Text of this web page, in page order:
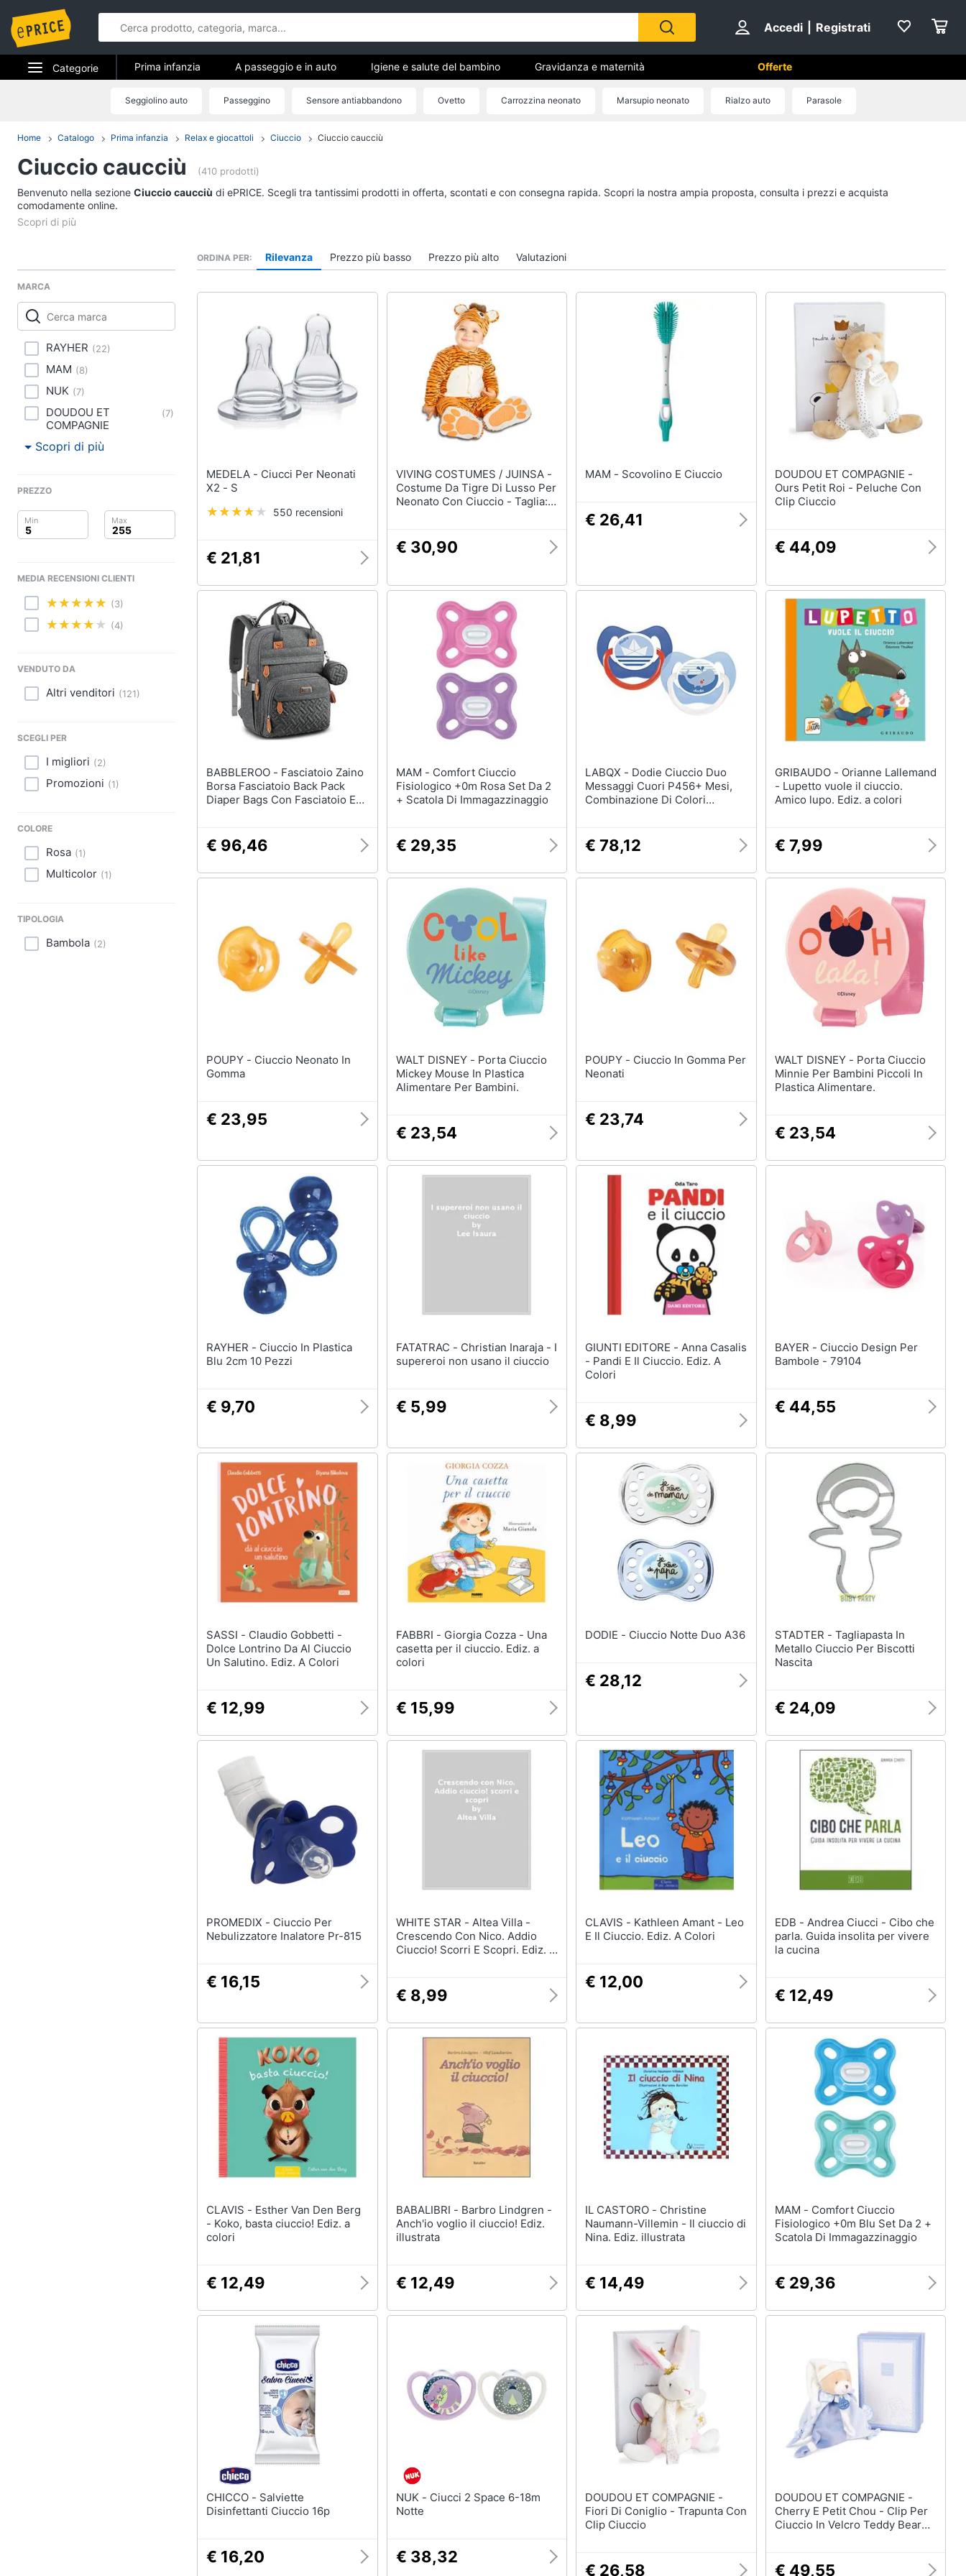
Accedi Registrati
Categorie
Elettrodomestici
Telefonia
Tv e Home Cinema
Smart home
Clima
Arredo
Brico e Giardinaggio
Salute e igiene
Beauty
Prima infanzia
Casalinghi
Libri, cd e dvd
Festività e ricorrenze
Prima infanzia
A passeggio e in auto
Vedi tutti
Igiene e salute del bambino
Vedi tutti Vedi tutti
Carillon
Palestrina
Girello
Vedi tutti
La prima cameretta
Armadio cameretta
Vedi tutti
Prima infanzia A passeggio e in auto Igiene e salute del bambino Gravidanza e maternità Offerte
Seggiolino auto Passeggino Sensore antiabbandono Ovetto Carrozzina neonato Marsupio neonato Rialzo auto Parasole
Home Catalogo Prima infanzia Relax e giocattoli Ciuccio Ciuccio caucciù
Ciuccio caucciù (410 prodotti)
Benvenuto nella sezione Ciuccio caucciù di ePRICE. Scegli tra tantissimi prodotti in offerta, scontati e con consegna rapida. Scopri la nostra ampia proposta, consulta i prezzi e acquista
comodamente online.
MARCA
RAYHER (22)
MAM (8)
NUK (7)
DOUDOU ET
COMPAGNIE
(7)
Scopri di più
PREZZO
MEDIA RECENSIONI CLIENTI
(3)
(4)
VENDUTO DA
Altri venditori (121)
SCEGLI PER
I migliori (2)
Promozioni (1)
COLORE
Rosa (1)
Multicolor (1)
TIPOLOGIA
Bambola (2)
ORDINA PER Rilevanza Prezzo più basso Prezzo più alto Valutazioni
MEDELA - Ciucci Per Neonati
X2 - S
550 recensioni
€ 21,81
VIVING COSTUMES / JUINSA -
Costume Da Tigre Di Lusso Per
Neonato Con Ciuccio - Taglia: 1
€ 30,90
MAM - Scovolino E Ciuccio
€ 26,41
DOUDOU ET COMPAGNIE -
Ours Petit Roi - Peluche Con
Clip Ciuccio
€ 44,09
BABBLEROO - Fasciatoio Zaino
Borsa Fasciatoio Back Pack
Diaper Bags Con Fasciatoio E
€ 96,46
MAM - Comfort Ciuccio
Fisiologico +0m Rosa Set Da 2
+ Scatola Di Immagazzinaggio
€ 29,35
LABQX - Dodie Ciuccio Duo
Messaggi Cuori P456+ Mesi,
Combinazione Di Colori
€ 78,12
GRIBAUDO - Orianne Lallemand
- Lupetto vuole il ciuccio.
Amico lupo. Ediz. a colori
€ 7,99
POUPY - Ciuccio Neonato In
Gomma
€ 23,95
WALT DISNEY - Porta Ciuccio
Mickey Mouse In Plastica
Alimentare Per Bambini.
€ 23,54
POUPY - Ciuccio In Gomma Per
Neonati
€ 23,74
WALT DISNEY - Porta Ciuccio
Minnie Per Bambini Piccoli In
Plastica Alimentare.
€ 23,54
RAYHER - Ciuccio In Plastica
Blu 2cm 10 Pezzi
€ 9,70
FATATRAC - Christian Inaraja - I
supereroi non usano il ciuccio
€ 5,99
GIUNTI EDITORE - Anna Casalis
- Pandi E Il Ciuccio. Ediz. A
Colori
€ 8,99
BAYER - Ciuccio Design Per
Bambole - 79104
€ 44,55
SASSI - Claudio Gobbetti -
Dolce Lontrino Da Al Ciuccio
Un Salutino. Ediz. A Colori
€ 12,99
FABBRI - Giorgia Cozza - Una
casetta per il ciuccio. Ediz. a
colori
€ 15,99
DODIE - Ciuccio Notte Duo A36
€ 28,12
STADTER - Tagliapasta In
Metallo Ciuccio Per Biscotti
Nascita
€ 24,09
PROMEDIX - Ciuccio Per
Nebulizzatore Inalatore Pr-815
€ 16,15
WHITE STAR - Altea Villa -
Crescendo Con Nico. Addio
Ciuccio! Scorri E Scopri. Ediz. A
€ 8,99
CLAVIS - Kathleen Amant - Leo
E Il Ciuccio. Ediz. A Colori
€ 12,00
EDB - Andrea Ciucci - Cibo che
parla. Guida insolita per vivere
la cucina
€ 12,49
CLAVIS - Esther Van Den Berg
- Koko, basta ciuccio! Ediz. a
colori
€ 12,49
BABALIBRI - Barbro Lindgren -
Anch'io voglio il ciuccio! Ediz.
illustrata
€ 12,49
IL CASTORO - Christine
Naumann-Villemin - Il ciuccio di
Nina. Ediz. illustrata
€ 14,49
MAM - Comfort Ciuccio
Fisiologico +0m Blu Set Da 2 +
Scatola Di Immagazzinaggio
€ 29,36
CHICCO - Salviette
Disinfettanti Ciuccio 16p
€ 16,20
NUK - Ciucci 2 Space 6-18m
Notte
€ 38,32
DOUDOU ET COMPAGNIE -
Fiori Di Coniglio - Trapunta Con
Clip Ciuccio
€ 26,58
DOUDOU ET COMPAGNIE -
Cherry E Petit Chou - Clip Per
Ciuccio In Velcro Teddy Bear
€ 49,55